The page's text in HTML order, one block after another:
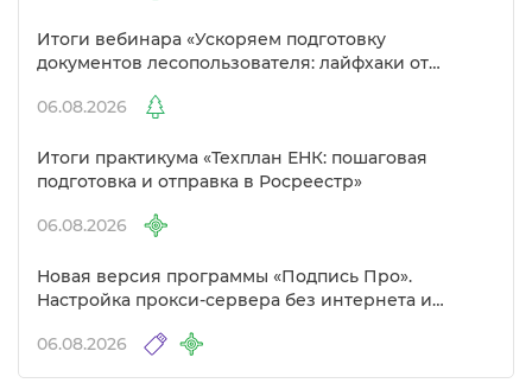
Итоги вебинара «Ускоряем подготовку
документов лесопользователя: лайфхаки от
06.08.2026
Итоги практикума «Техплан ЕНК: пошаговая
подготовка и отправка в Росреестр»
06.08.2026
Новая версия программы «Подпись Про».
Настройка прокси-сервера без интернета и
06.08.2026